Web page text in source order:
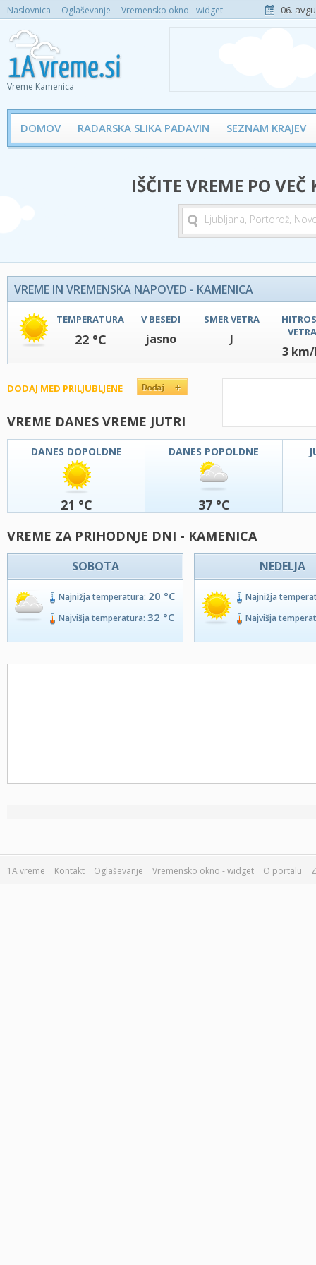
Naslovnica Oglaševanje Vremensko okno - widget 06.
Vreme Kamenica
DOMOV RADARSKA SLIKA PADAVIN SEZNAM KRAJEV
IŠČITE VREME PO
VREME IN VREMENSKA NAPOVED - KAMENICA
TEMPERATURA
22 °C
V BESEDI
jasno
SMER VETRA
J
VETRA
3
DODAJ MED PRILJUBLJENE
VREME DANES VREME JUTRI
DANES DOPOLDNE
21 °C
DANES POPOLDNE
37 °C
VREME ZA PRIHODNJE DNI - KAMENICA
SOBOTA
Najnižja temperatura: 20 °C
Najvišja temperatura: 32 °C
NEDELJA
Najnižja
Najvišja
1A vreme Kontakt Oglaševanje Vremensko okno - widget O portalu